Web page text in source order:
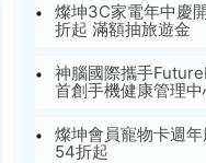
燦坤3C家電年中慶
折起 滿額抽旅遊金
神腦國際攜手
首創手機健康管理
燦坤會員寵物卡週
54折起